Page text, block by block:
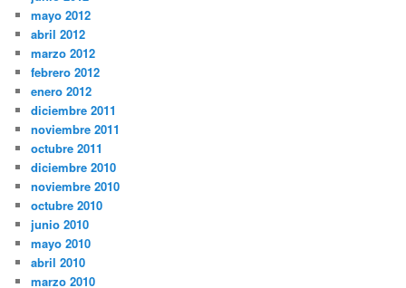
mayo 2012
abril 2012
marzo 2012
febrero 2012
enero 2012
diciembre 2011
noviembre 2011
octubre 2011
diciembre 2010
noviembre 2010
octubre 2010
junio 2010
mayo 2010
abril 2010
marzo 2010